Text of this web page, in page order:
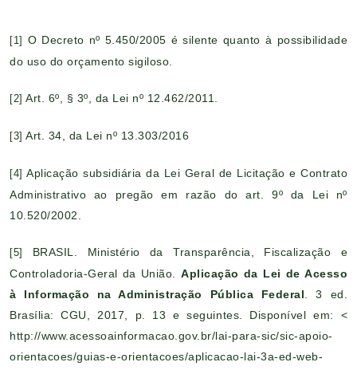
[1] O Decreto nº 5.450/2005 é silente quanto à possibilidade
do uso do orçamento sigiloso.
[2] Art. 6º, § 3º, da Lei nº 12.462/2011.
[3] Art. 34, da Lei nº 13.303/2016
[4] Aplicação subsidiária da Lei Geral de Licitação e Contrato
Administrativo ao pregão em razão do art. 9º da Lei nº
10.520/2002.
[5]
BRASIL. Ministério da Transparência, Fiscalização e
Controladoria-Geral da União.Aplicação da Lei de Acesso
à Informação na Administração Pública Federal . 3 ed.
Brasília: CGU, 2017, p. 13 e seguintes. Disponível em: <
http://www.acessoainformacao.gov.br/lai-para-sic/sic-apoio-
orientacoes/guias-e-orientacoes/aplicacao-lai-3a-ed-web-